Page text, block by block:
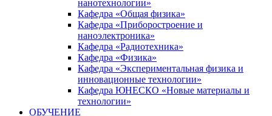
нанотехнологии»
Кафедра «Общая физика»
Кафедра «Приборостроение и
наноэлектроника»
Кафедра «Радиотехника»
Кафедра «Физика»
Кафедра «Экспериментальная физика и
инновационные технологии»
Кафедра ЮНЕСКО «Новые материалы и
технологии»
ОБУЧЕНИЕ